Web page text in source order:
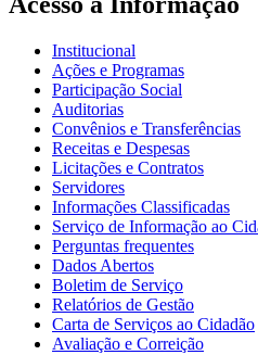
Institucional
Ações e Programas
Participação Social
Auditorias
Convênios e Transferências
Receitas e Despesas
Licitações e Contratos
Servidores
Informações Classificadas
Serviço de Informação ao
Perguntas frequentes
Dados Abertos
Boletim de Serviço
Relatórios de Gestão
Carta de Serviços ao Cidadão
Avaliação e Correição